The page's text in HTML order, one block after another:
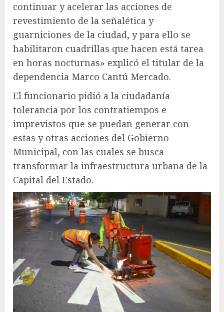
continuar y acelerar las acciones de
revestimiento de la señalética y
guarniciones de la ciudad, y para ello se
habilitaron cuadrillas que hacen está tarea
en horas nocturnas» explicó el titular de la
dependencia Marco Cantú Mercado.
El funcionario pidió a la ciudadanía
tolerancia por los contratiempos e
imprevistos que se puedan generar con
estas y otras acciones del Gobierno
Municipal, con las cuales se busca
transformar la infraestructura urbana de la
Capital del Estado.